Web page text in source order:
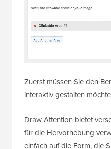
Zuerst müssen Sie den
interaktiv gestalten
Draw Attention bietet
für die Hervorhebung
einfach auf die Form, die